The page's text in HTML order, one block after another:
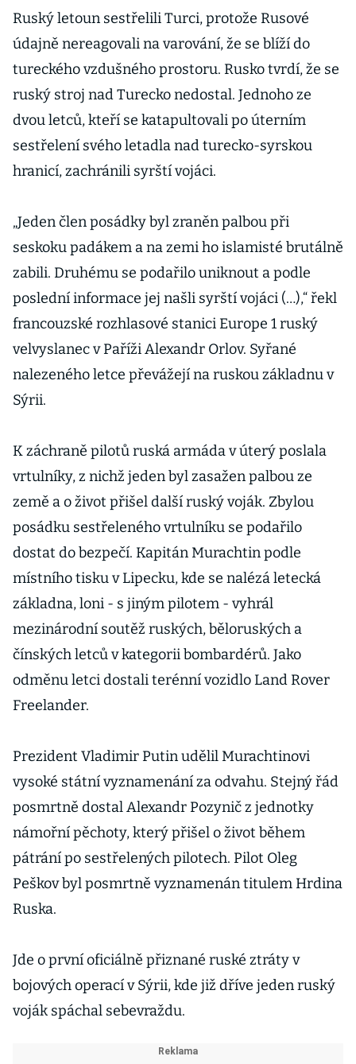
Ruský letoun sestřelili Turci, protože Rusové
údajně nereagovali na varování, že se blíží do
tureckého vzdušného prostoru. Rusko tvrdí, že se
ruský stroj nad Turecko nedostal. Jednoho ze
dvou letců, kteří se katapultovali po úterním
sestřelení svého letadla nad turecko-syrskou
hranicí, zachránili syrští vojáci.
„Jeden člen posádky byl zraněn palbou při
seskoku padákem a na zemi ho islamisté brutálně
zabili. Druhému se podařilo uniknout a podle
poslední informace jej našli syrští vojáci (…),“ řekl
francouzské rozhlasové stanici Europe 1 ruský
velvyslanec v Paříži Alexandr Orlov. Syřané
nalezeného letce převážejí na ruskou základnu v
Sýrii.
K záchraně pilotů ruská armáda v úterý poslala
vrtulníky, z nichž jeden byl zasažen palbou ze
země a o život přišel další ruský voják. Zbylou
posádku sestřeleného vrtulníku se podařilo
dostat do bezpečí. Kapitán Murachtin podle
místního tisku v Lipecku, kde se nalézá letecká
základna, loni - s jiným pilotem - vyhrál
mezinárodní soutěž ruských, běloruských a
čínských letců v kategorii bombardérů. Jako
odměnu letci dostali terénní vozidlo Land Rover
Freelander.
Prezident Vladimir Putin udělil Murachtinovi
vysoké státní vyznamenání za odvahu. Stejný řád
posmrtně dostal Alexandr Pozynič z jednotky
námořní pěchoty, který přišel o život během
pátrání po sestřelených pilotech. Pilot Oleg
Peškov byl posmrtně vyznamenán titulem Hrdina
Ruska.
Jde o první oficiálně přiznané ruské ztráty v
bojových operací v Sýrii, kde již dříve jeden ruský
voják spáchal sebevraždu.